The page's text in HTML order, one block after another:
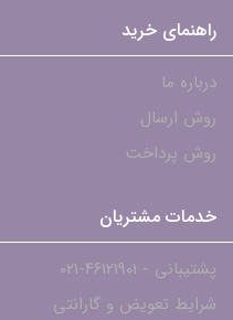
راهنمای خرید
درباره ما
روش ارسال
روش پرداخت
خدمات مشتریان
پشتیبانی - ۴۶۱۲۱۹۰۱-021
شرایط تعویض و گارانتی